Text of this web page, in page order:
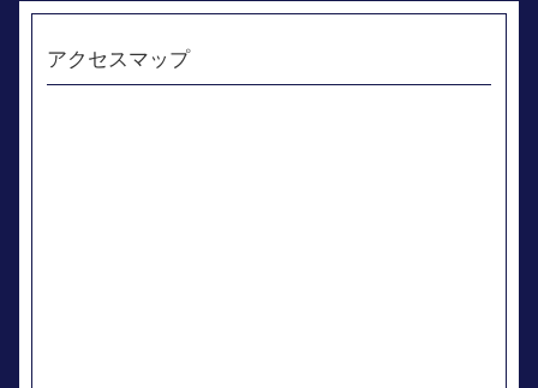
アクセスマップ